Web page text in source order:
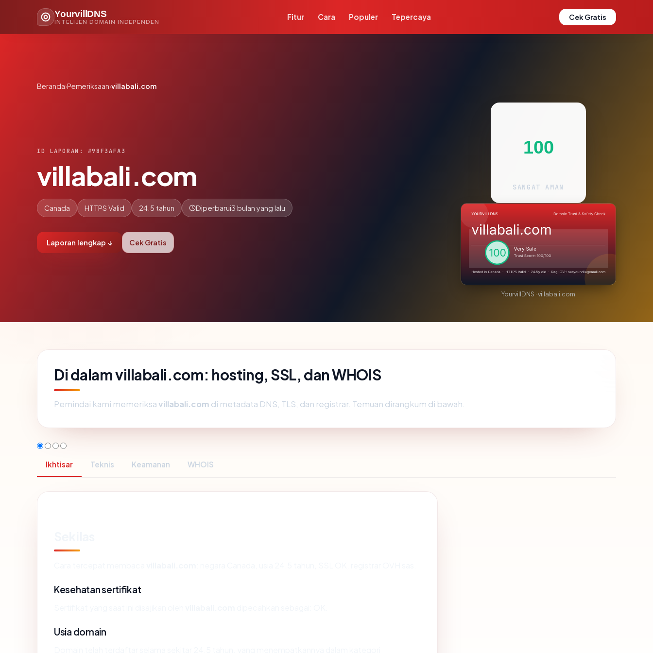
YourvillDNS
INTELIJEN DOMAIN INDEPENDEN
Fitur Cara Populer Tepercaya Cek Gratis
Beranda›Pemeriksaan›villabali.com
ID LAPORAN: #98F3AFA3
villabali.com
Canada HTTPS Valid 24.5 tahun Diperbarui3 bulan yang lalu
Laporan lengkap ↓ Cek Gratis
100
SANGAT AMAN
YourvillDNS · villabali.com
Di dalam villabali.com: hosting, SSL, dan WHOIS
Pemindai kami memeriksavillabali.com di metadata DNS, TLS, dan registrar. Temuan dirangkum di bawah.
Ikhtisar Teknis Keamanan WHOIS
Kesehatan sertifikat
Usia domain